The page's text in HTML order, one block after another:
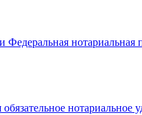
Федеральная нотариальная
нотариальное